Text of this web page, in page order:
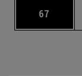
Página
67